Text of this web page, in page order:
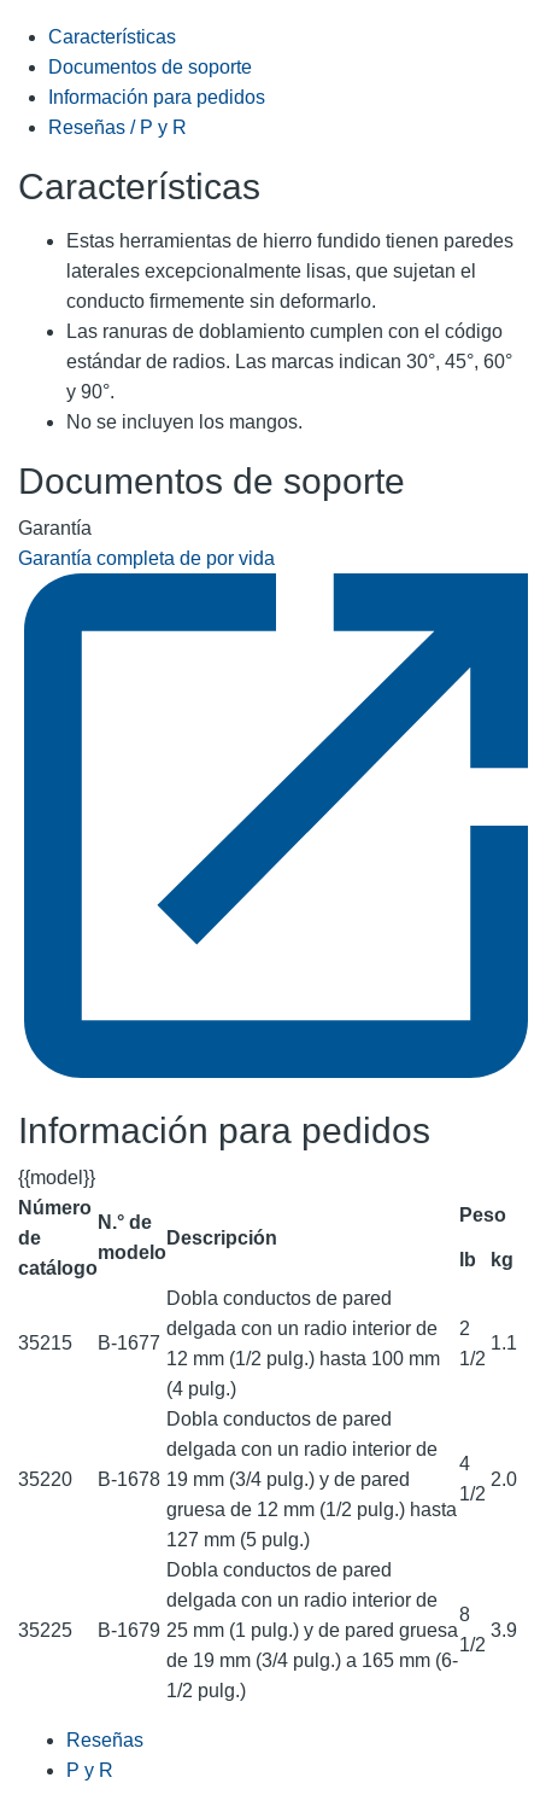
Características
Documentos de soporte
Información para pedidos
Reseñas / P y R
Características
Estas herramientas de hierro fundido tienen paredes
laterales excepcionalmente lisas, que sujetan el
conducto firmemente sin deformarlo.
Las ranuras de doblamiento cumplen con el código
estándar de radios. Las marcas indican 30°, 45°, 60°
y 90°.
No se incluyen los mangos.
Documentos de soporte
Garantía
Garantía completa de por vida
Información para pedidos
{{model}}
Número
de
catálogo
N.° de
modelo
Descripción
Peso
lb kg
35215 B-1677
Dobla conductos de pared
delgada con un radio interior de
12 mm (1/2 pulg.) hasta 100 mm
(4 pulg.)
2
1/2
1.1
35220 B-1678
Dobla conductos de pared
delgada con un radio interior de
19 mm (3/4 pulg.) y de pared
gruesa de 12 mm (1/2 pulg.) hasta
127 mm (5 pulg.)
4
1/2
2.0
35225 B-1679
Dobla conductos de pared
delgada con un radio interior de
25 mm (1 pulg.) y de pared gruesa
de 19 mm (3/4 pulg.) a 165 mm (6-
1/2 pulg.)
8
1/2
3.9
Reseñas
P y R